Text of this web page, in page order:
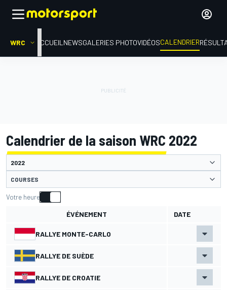
WRC ACCUEIL NEWSGALERIES PHOTOVIDÉOSCALENDRIER
Calendrier de la saison WRC 2022
COURSES
Votre heure
ÉVÉNEMENT DATE
RALLYE MONTE-CARLO
RALLYE DE SUÈDE
RALLYE DE CROATIE